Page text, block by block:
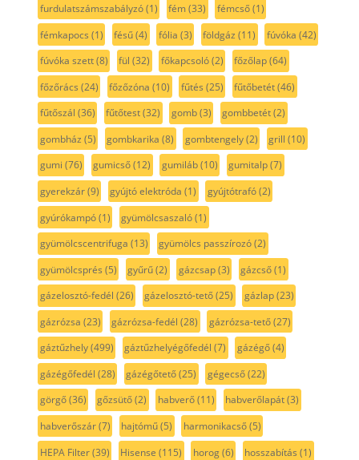
furdulatszámszabályzó(1) fém(33) fémcső(1)
fémkapocs (1) fésű(4) fólia (3) földgáz (11) fúvóka (42)
fúvóka szett(8) fül (32) főkapcsoló(2) főzőlap(64)
főzőrács (24) főzőzóna (10) fűtés (25) fűtőbetét(46)
fűtőszál (36) fűtőtest(32) gomb(3) gombbetét(2)
gombház (5) gombkarika (8) gombtengely(2) grill (10)
gumi (76) gumicső(12) gumiláb(10) gumitalp(7)
gyerekzár(9) gyújtó elektróda (1) gyújtótrafó(2)
gyúrókampó(1) gyümölcsaszaló(1)
gyümölcscentrifuga (13) gyümölcs passzírozó(2)
gyümölcsprés (5) gyűrű(2) gázcsap(3) gázcső(1)
gázelosztó-fedél (26) gázelosztó-tető(25) gázlap(23)
gázrózsa (23) gázrózsa-fedél (28) gázrózsa-tető(27)
gáztűzhely(499) gáztűzhelyégőfedél (7) gázégő(4)
gázégőfedél (28) gázégőtető(25) gégecső(22)
görgő(36) gőzsütő(2) habverő(11) habverőlapát(3)
habverőszár(7) hajtómű(5) harmonikacső(5)
HEPA Filter(39) Hisense (115) horog(6) hosszabítás (1)